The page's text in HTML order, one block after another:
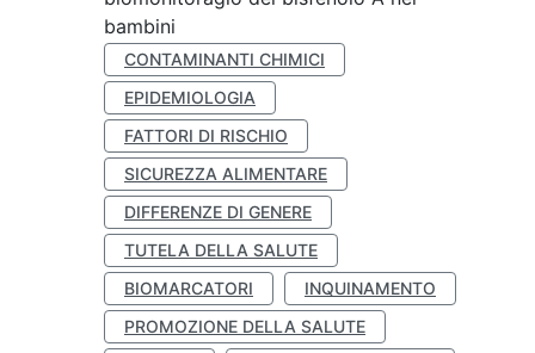
bambini
CONTAMINANTI CHIMICI
EPIDEMIOLOGIA
FATTORI DI RISCHIO
SICUREZZA ALIMENTARE
DIFFERENZE DI GENERE
TUTELA DELLA SALUTE
BIOMARCATORI
INQUINAMENTO
PROMOZIONE DELLA SALUTE